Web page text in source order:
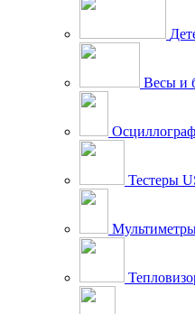
Весы и
Тестеры